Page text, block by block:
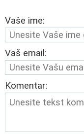
Vaše ime:
Vaš email:
Komentar: